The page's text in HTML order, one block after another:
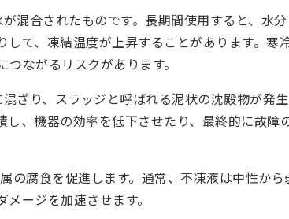
混合されたものです。長期間使用すると、水分
て、凍結温度が上昇することがあります。寒
ながるリスクがあります。
ざり、 スラッジ と呼ばれる泥状の沈殿物が発生
、機器の効率を低下させたり、最終的に故障
の腐食を促進します。通常、不凍液は中性から
ージを加速させます。